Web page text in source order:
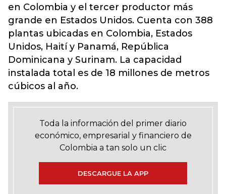
en Colombia y el tercer productor más
grande en Estados Unidos. Cuenta con 388
plantas ubicadas en Colombia, Estados
Unidos, Haití y Panamá, República
Dominicana y Surinam. La capacidad
instalada total es de 18 millones de metros
cúbicos al año.
Toda la información del primer diario
económico, empresarial y financiero de
Colombia a tan solo un clic
DESCARGUE LA APP